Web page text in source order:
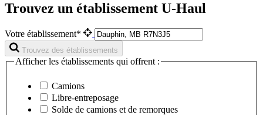
Trouvez un établissement U-Haul
Votre établissement*
Trouvez des établissements
Afficher les établissements qui offrent :
Camions
Libre-entreposage
Solde de camions et de remorques